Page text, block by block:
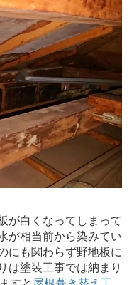
が白くなってしまって
が相当前から染みてい
にも関わらず野地板に
は塗装工事では納まり